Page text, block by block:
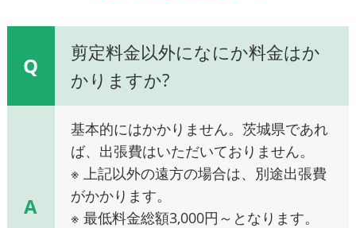
Q
剪定料金以外になにか料金はか
かりますか?
A
基本的にはかかりません。茨城県であれ
ば、出張費はいただいておりません。
※ 上記以外の遠方の場合は、別途出張費
がかかります。
※ 最低料金総額3,000円～となります。